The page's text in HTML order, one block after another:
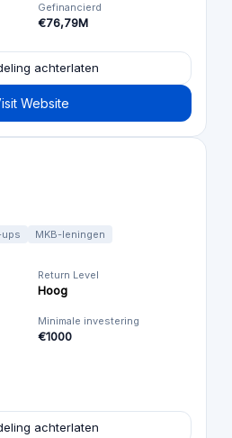
Gefinancierd
€76,79M
achterlaten
Website
MKB-leningen
Return Level
Hoog
Minimale investering
€1000
achterlaten